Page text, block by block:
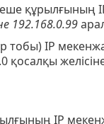
құрылғының
192.168.0.99
тобы) IP
қосалқы
IP